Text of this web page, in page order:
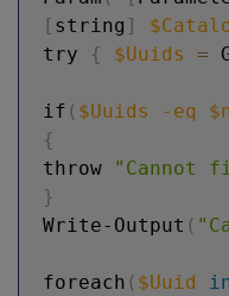
[ string ]
try
{ $Uuids =
if ( $Uuids -eq
{
throw
"Cannot
}
Write-Output (
foreach ( $Uuid